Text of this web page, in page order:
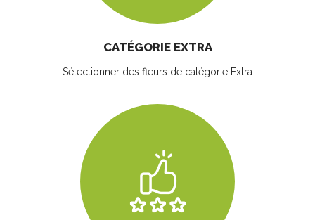
CATÉGORIE EXTRA
Sélectionner des fleurs de catégorie Extra